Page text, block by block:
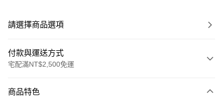
請選擇商品選項
付款與運送方式
宅配滿NT$2,500免運
信用卡一次付款
商品特色